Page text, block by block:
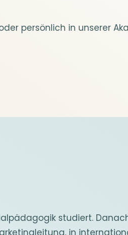
persönlich in unserer
studiert.
in